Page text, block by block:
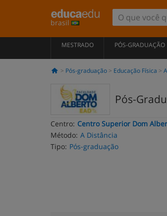
brasil
MESTRADO PÓS-GRADUAÇÃO
Pós-graduação Educação Física
Pós-
Centro: Centro Superior Dom
Método: A Distância
Tipo: Pós-graduação